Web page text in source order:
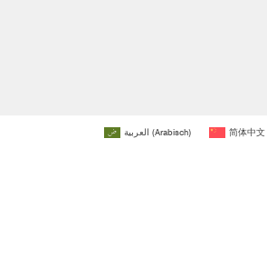
العربية (Arabisch) 简体中文